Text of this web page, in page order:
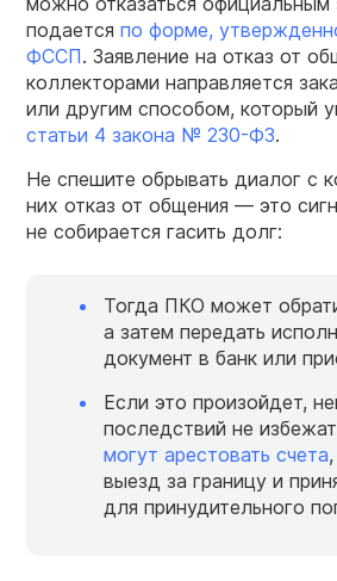
подается по форме,
ФССП. Заявление на отказ от
коллекторами направляется
или другим способом, который
статьи 4 закона № 230-ФЗ.
Не спешите обрывать диалог с
них отказ от общения — это
не собирается гасить долг:
Тогда ПКО может
а затем передать
документ в банк или
Если это произойдет,
последствий не
могут арестовать счета
выезд за границу и
для принудительного